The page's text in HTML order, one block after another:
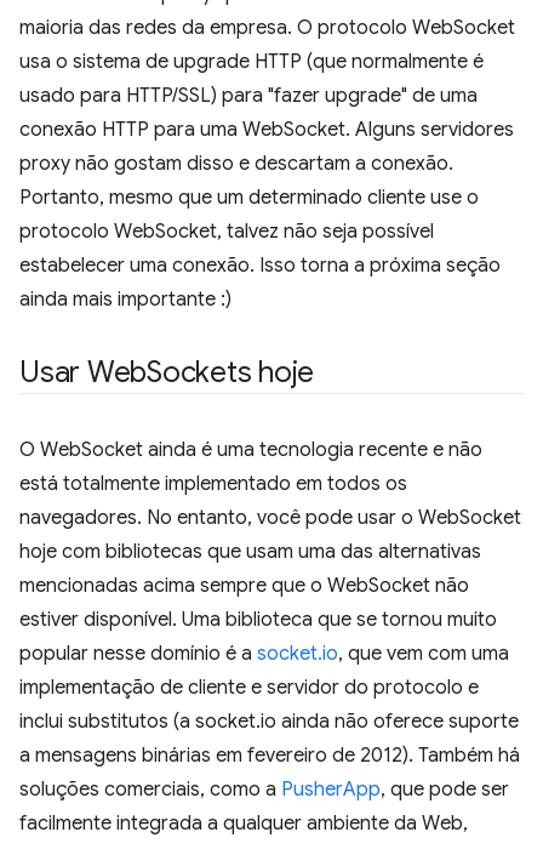
maioria das redes da empresa. O protocolo WebSocket
usa o sistema de upgrade HTTP (que normalmente é
usado para HTTP/SSL) para "fazer upgrade" de uma
conexão HTTP para uma WebSocket. Alguns servidores
proxy não gostam disso e descartam a conexão.
Portanto, mesmo que um determinado cliente use o
protocolo WebSocket, talvez não seja possível
estabelecer uma conexão. Isso torna a próxima seção
ainda mais importante :)
Usar WebSockets hoje
O WebSocket ainda é uma tecnologia recente e não
está totalmente implementado em todos os
navegadores. No entanto, você pode usar o WebSocket
hoje com bibliotecas que usam uma das alternativas
mencionadas acima sempre que o WebSocket não
estiver disponível. Uma biblioteca que se tornou muito
popular nesse domínio é a socket.io, que vem com uma
implementação de cliente e servidor do protocolo e
inclui substitutos (a socket.io ainda não oferece suporte
a mensagens binárias em fevereiro de 2012). Também há
soluções comerciais, como a PusherApp, que pode ser
facilmente integrada a qualquer ambiente da Web,